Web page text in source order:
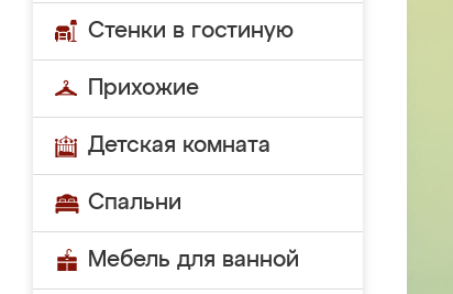
Стенки в гостиную
Прихожие
Детская комната
Спальни
Мебель для ванной